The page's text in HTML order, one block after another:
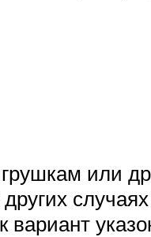
или
вариант